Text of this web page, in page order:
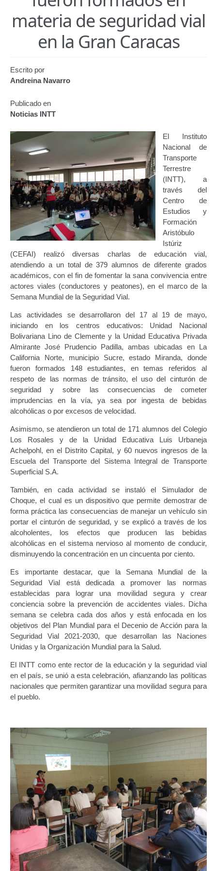
Certificación de Datos para Efectos Consulares con
Apostilla Electrónica
Emisión de Nuevo Certificado de Registro de
Renovación de Licencia para Conducir (Servicio
Autorización para la circulación de Vehículo Sobre
Biblioteca
Búsqueda Predictiva Woocommerce
Certificación de Datos para Efectos Consulares con
Apostilla Electrónica – Servicio Frecuente
Certificación Provisional de Prestación del Servicio de
Transporte Público de Personas Modalidad Periférico
(RUTAS SUBURBANA O INTERURBANAS) – Servicio
Frecuente
Consultas Privadas
Escuelas del Transporte e Instructores de Manejo
Estacionamientos registrados ante el INTT
Estructura Organizativa del INTT
Homologación
Transportan Mercancía De Alto Riesgo.
Constancia De Cumplimiento Sobre Homologación
Para Vehículos Importados.
Constancia de cumplimiento sobre la composición
y ubicación Número de Identificación vehicular (NIV).
Homologación de Prototipo Vehicular.
Homologación Vehícular Por Reformas de
Importancia o Cambio de Características (Aplica para
Vehículos de Carga, Transporte de Personas y Gruas).
Registro de Empresas Fabricantes, Ensambladoras,
Carroceras, Importadoras, Distribuidoras y Talleres
Especializados en Reformas de Vehículos (REFECIV).
Junta Directiva
Junta Directiva Old
Licencia para Conducir
Certificación de Datos para Efectos Consulares con
Apostilla Electrónica
Registro Original de Licencia para Conducir Cuarto
Grado (4°).
Registro Original de Licencia para Conducir Quinto
Grado (5°).
Registro Original de Licencia para Conducir
Segundo Grado (2°) – (Mayores de 18 años).
Registro Original de Licencia para Conducir
materia de seguridad vial
en la Gran Caracas
Escrito por
Andreina Navarro
Publicado en
Noticias INTT
El Instituto
Nacional de
Transporte
Terrestre
(INTT), a
través del
Centro de
Estudios y
Formación
Aristóbulo
Istúriz
(CEFAI) realizó diversas charlas de educación vial,
atendiendo a un total de 379 alumnos de diferente grados
académicos, con el fin de fomentar la sana convivencia entre
actores viales (conductores y peatones), en el marco de la
Semana Mundial de la Seguridad Vial.
Las actividades se desarrollaron del 17 al 19 de mayo,
iniciando en los centros educativos: Unidad Nacional
Bolivariana Lino de Clemente y la Unidad Educativa Privada
Almirante José Prudencio Padilla, ambas ubicadas en La
California Norte, municipio Sucre, estado Miranda, donde
fueron formados 148 estudiantes, en temas referidos al
respeto de las normas de tránsito, el uso del cinturón de
seguridad y sobre las consecuencias de cometer
imprudencias en la vía, ya sea por ingesta de bebidas
alcohólicas o por excesos de velocidad.
Asimismo, se atendieron un total de 171 alumnos del Colegio
Los Rosales y de la Unidad Educativa Luis Urbaneja
Achelpohl, en el Distrito Capital, y 60 nuevos ingresos de la
Escuela del Transporte del Sistema Integral de Transporte
Superficial S.A.
También, en cada actividad se instaló el Simulador de
Choque, el cual es un dispositivo que permite demostrar de
forma práctica las consecuencias de manejar un vehículo sin
portar el cinturón de seguridad, y se explicó a través de los
alcoholentes, los efectos que producen las bebidas
alcohólicas en el sistema nervioso al momento de conducir,
disminuyendo la concentración en un cincuenta por ciento.
Es importante destacar, que la Semana Mundial de la
Seguridad Vial está dedicada a promover las normas
establecidas para lograr una movilidad segura y crear
conciencia sobre la prevención de accidentes viales. Dicha
semana se celebra cada dos años y está enfocada en los
objetivos del Plan Mundial para el Decenio de Acción para la
Seguridad Vial 2021-2030, que desarrollan las Naciones
Unidas y la Organización Mundial para la Salud.
El INTT como ente rector de la educación y la seguridad vial
en el país, se unió a esta celebración, afianzando las políticas
nacionales que permiten garantizar una movilidad segura para
el pueblo.